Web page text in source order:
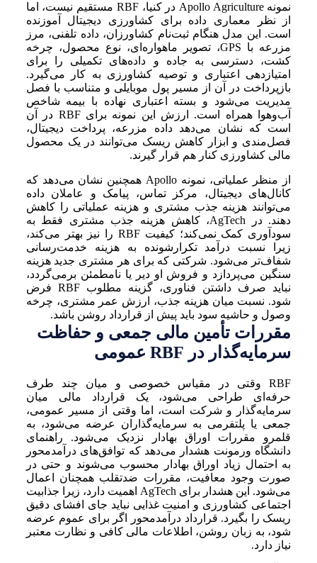
نمونه Apollo Agriculture در کنیا، RBF مستقیم نیست، اما
از نظر معماری داده برای کشاورزی دیجیتال آموزنده
است. این مدل هنگام ثبت‌نام کشاورزان، داده تلفنی، مرز
مزرعه با GPS، تصویر ماهواره‌ای، نوع محصول، چرخه
کشت، دسترسی به جاده و داده‌های تکمیلی را برای
امتیازدهی اعتباری و توصیه کشاورزی به کار می‌گیرد.
بازپرداخت در آن از مسیر پول موبایلی و متناسب با فصل
مدیریت می‌شود و بسته اعتباری نهاده با بیمه شاخص
آب‌وهوا همراه است. ارزش این نمونه برای RBF در آن
است که نشان می‌دهد داده مزرعه، پرداخت دیجیتال،
فصل‌مندی و ابزار کاهش ریسک می‌توانند در یک محصول
مالی کشاورزی کنار هم قرار گیرند.
از منظر عملیاتی، نمونه Apollo همچنین نشان می‌دهد که
کانال‌های دیجیتال، مرکز تماس، پیامک و عاملان داده
می‌توانند هزینه جذب مشتری و هزینه عملیاتی را کاهش
دهند. در AgTech، کاهش هزینه جذب مشتری فقط به
سودآوری کمک نمی‌کند؛ کیفیت RBF را نیز بهتر می‌کند،
زیرا نسبت درآمد تکرارشونده به هزینه خدمت‌رسانی
شفاف‌تر می‌شود. شرکتی که برای هر مشتری جدید هزینه
سنگین می‌پردازد و فروش او دیر یا نامطمئن برمی‌گردد،
نباید صرف داشتن فناوری، گزینه مطلوب RBF فرض
شود. نسبت میان هزینه جذب، ارزش عمر مشتری، چرخه
وصول و حاشیه سود باید پیش از قرارداد روشن باشد.
مقررات تأمین مالی جمعی و حفاظت
سرمایه‌گذار در RBF عمومی
RBF وقتی در مقیاس خصوصی و میان چند طرف
حرفه‌ای طراحی می‌شود، یک قرارداد مالی میان
سرمایه‌گذار و شرکت است، اما وقتی از مسیر عمومی،
جمعی یا پلتفرمی به سرمایه‌گذاران عرضه می‌شود، به
قلمرو مقررات اوراق بهادار نزدیک می‌شود. راهنمای
دانشگاه ورمونت هشدار می‌دهد که توافق‌های درآمدمحور
به احتمال زیاد اوراق بهادار محسوب می‌شوند و حتی در
صورت وجود معافیت، مقررات ضدتقلب همچنان اعمال
می‌شود. این هشدار برای AgTech اهمیت دارد، زیرا جذابیت
اجتماعی کشاورزی و امنیت غذایی نباید جای افشای دقیق
ریسک را بگیرد. قرارداد درآمدمحور اگر برای عموم عرضه
شود، به زبان روشن، اطلاعات مالی کافی و نظارت معتبر
نیاز دارد.